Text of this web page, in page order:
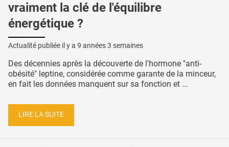
vraiment la clé de l'équilibre
énergétique ?
Actualité publiée il y a 9 années 3 semaines
Des décennies après la découverte de l'hormone "anti-
obésité" leptine, considérée comme garante de la minceur,
en fait les données manquent sur sa fonction et ...
LIRE LA SUITE